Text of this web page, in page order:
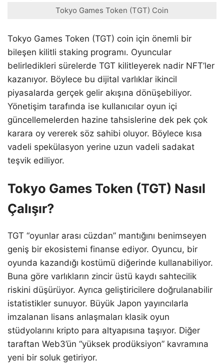
Tokyo Games Token (TGT) Coin
Tokyo Games Token (TGT) coin için önemli bir
bileşen kilitli staking programı. Oyuncular
belirledikleri sürelerde TGT kilitleyerek nadir NFT’ler
kazanıyor. Böylece bu dijital varlıklar ikincil
piyasalarda gerçek gelir akışına dönüşebiliyor.
Yönetişim tarafında ise kullanıcılar oyun içi
güncellemelerden hazine tahsislerine dek pek çok
karara oy vererek söz sahibi oluyor. Böylece kısa
vadeli spekülasyon yerine uzun vadeli sadakat
teşvik ediliyor.
Tokyo Games Token (TGT) Nasıl
Çalışır?
TGT “oyunlar arası cüzdan” mantığını benimseyen
geniş bir ekosistemi finanse ediyor. Oyuncu, bir
oyunda kazandığı kostümü diğerinde kullanabiliyor.
Buna göre varlıkların zincir üstü kaydı sahtecilik
riskini düşürüyor. Ayrıca geliştiricilere doğrulanabilir
istatistikler sunuyor. Büyük Japon yayıncılarla
imzalanan lisans anlaşmaları klasik oyun
stüdyolarını kripto para altyapısına taşıyor. Diğer
taraftan Web3’ün “yüksek prodüksiyon” kavramına
yeni bir soluk getiriyor.